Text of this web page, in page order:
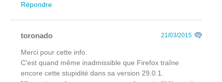
Répondre
toronado 21/03/2015
Merci pour cette info.
C'est quand même inadmissible que Firefox traîne
encore cette stupidité dans sa version 29.0.1.